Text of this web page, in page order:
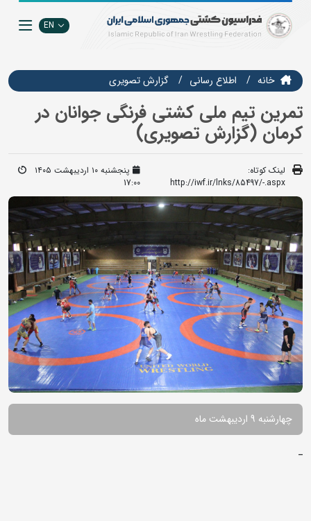
EN
خانه اطلاع رسانی گزارش تصويري
تمرین تیم ملی کشتی فرنگی جوانان در
کرمان (گزارش تصویری)
لینک کوتاه:
http://iwf.ir/lnks/85497/-.aspx
پنجشنبه ۱۰ اردیبهشت ۱۴۰۵
17:00
چهارشنبه 9 اردیبهشت ماه
ـ